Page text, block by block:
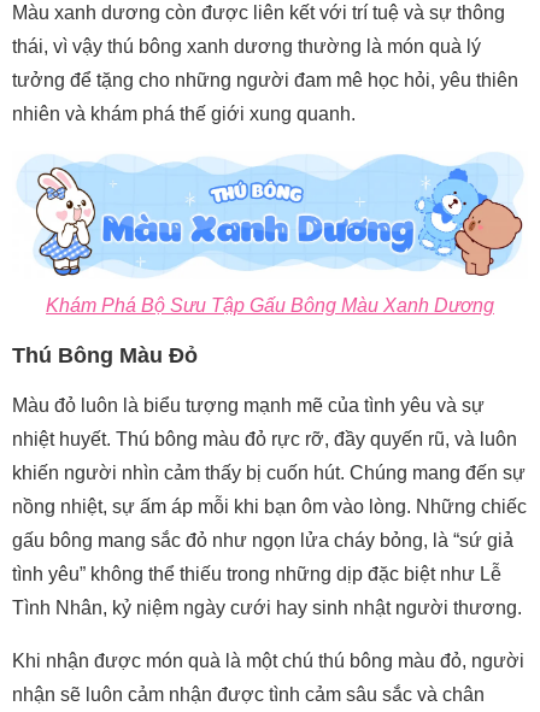
Màu xanh dương còn được liên kết với trí tuệ và sự thông
thái, vì vậy thú bông xanh dương thường là món quà lý
tưởng để tặng cho những người đam mê học hỏi, yêu thiên
nhiên và khám phá thế giới xung quanh.
Khám Phá Bộ Sưu Tập Gấu Bông Màu Xanh Dương
Thú Bông Màu Đỏ
Màu đỏ luôn là biểu tượng mạnh mẽ của tình yêu và sự
nhiệt huyết. Thú bông màu đỏ rực rỡ, đầy quyến rũ, và luôn
khiến người nhìn cảm thấy bị cuốn hút. Chúng mang đến sự
nồng nhiệt, sự ấm áp mỗi khi bạn ôm vào lòng. Những chiếc
gấu bông mang sắc đỏ như ngọn lửa cháy bỏng, là “sứ giả
tình yêu” không thể thiếu trong những dịp đặc biệt như Lễ
Tình Nhân, kỷ niệm ngày cưới hay sinh nhật người thương.
Khi nhận được món quà là một chú thú bông màu đỏ, người
nhận sẽ luôn cảm nhận được tình cảm sâu sắc và chân